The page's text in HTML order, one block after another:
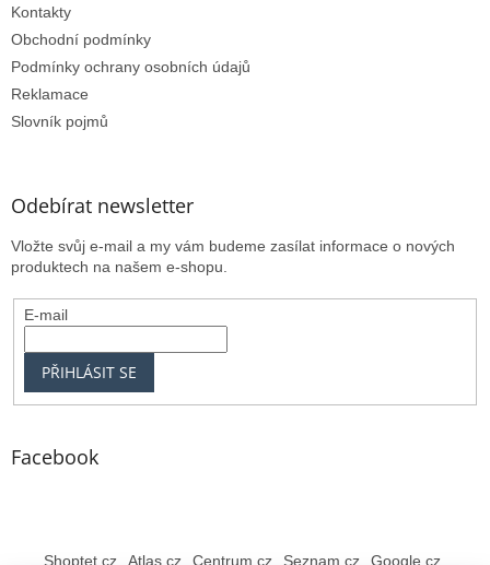
Kontakty
Obchodní podmínky
Podmínky ochrany osobních údajů
Reklamace
Slovník pojmů
Odebírat newsletter
Vložte svůj e-mail a my vám budeme zasílat informace o nových
produktech na našem e-shopu.
E-mail
PŘIHLÁSIT SE
Facebook
Shoptet.cz Atlas.cz Centrum.cz Seznam.cz Google.cz